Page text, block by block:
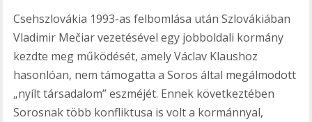
Csehszlovákia 1993-as felbomlása után Szlovákiában
Vladimir Mečiar vezetésével egy jobboldali kormány
kezdte meg működését, amely Václav Klaushoz
hasonlóan, nem támogatta a Soros által megálmodott
„nyílt társadalom” eszméjét. Ennek következtében
Sorosnak több konfliktusa is volt a kormánnyal,